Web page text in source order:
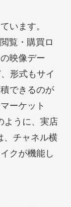
います。
覧・購買ロ
映像デー
形式もサイ
できるのが
ーケット
ように、実店
、チャネル横
クが機能し